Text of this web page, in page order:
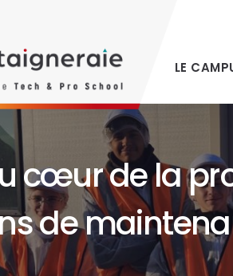
LE
cœur de la
de